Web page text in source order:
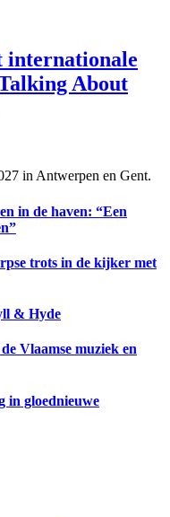
internationale
About
in Antwerpen en Gent.
in de haven: “Een
trots in de kijker met
& Hyde
Vlaamse muziek en
in gloednieuwe